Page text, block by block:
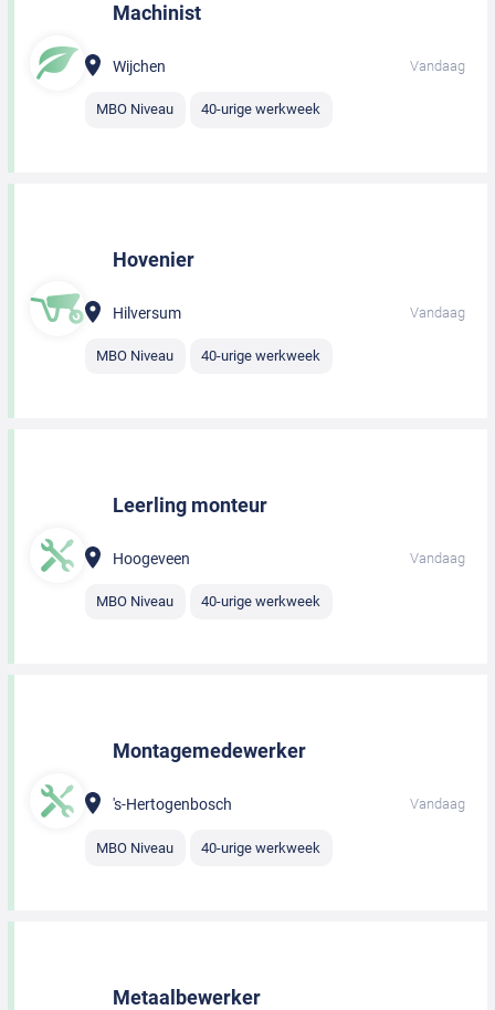
Machinist
Wijchen Vandaag
MBO Niveau 40-urige werkweek
Hovenier
Hilversum Vandaag
MBO Niveau 40-urige werkweek
Leerling monteur
Hoogeveen Vandaag
MBO Niveau 40-urige werkweek
Montagemedewerker
's-Hertogenbosch Vandaag
MBO Niveau 40-urige werkweek
Metaalbewerker